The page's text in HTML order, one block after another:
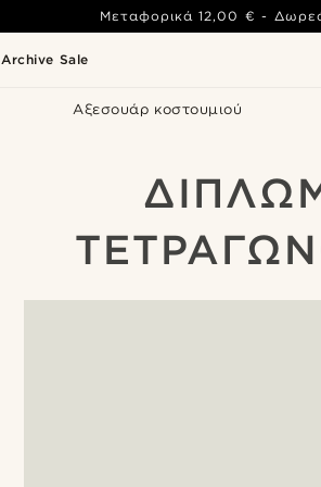
Archive Sale
Αξεσουάρ κοστουμιού
Μεταφορικά 12,00 € -